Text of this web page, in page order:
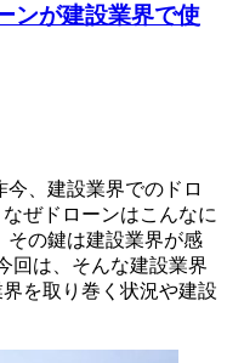
ンが建設業界で使
、建設業界でのドロ
ぜドローンはこんなに
の鍵は建設業界が感
回は、そんな建設業界
を取り巻く状況や建設